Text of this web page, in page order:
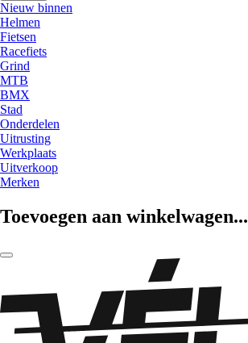
Nieuw binnen
Helmen
Fietsen
Racefiets
Grind
MTB
BMX
Stad
Onderdelen
Uitrusting
Werkplaats
Uitverkoop
Merken
Toevoegen aan winkelwagen...